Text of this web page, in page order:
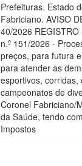
Prefeituras. Estado
Fabriciano. AVISO
40/2026
n.º 151/2026 -
preços, para futura
para atender as
esportivos,
campeonatos de
Coronel Fabriciano/
da Saúde, tendo
Impostos